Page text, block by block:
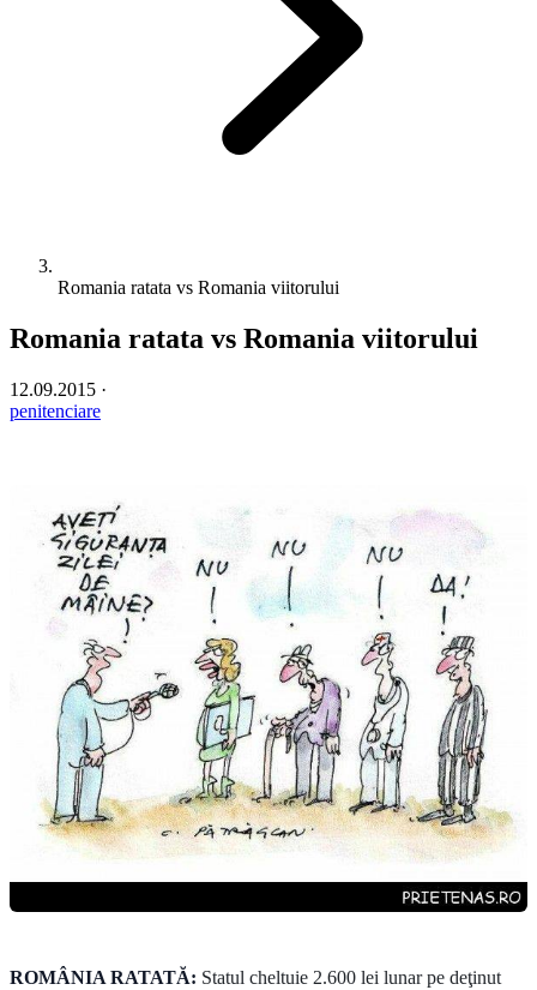
Romania ratata vs Romania viitorului
Romania ratata vs Romania viitorului
12.09.2015 ·
penitenciare
ROMÂNIA RATATĂ: Statul cheltuie 2.600 lei lunar pe deţinut